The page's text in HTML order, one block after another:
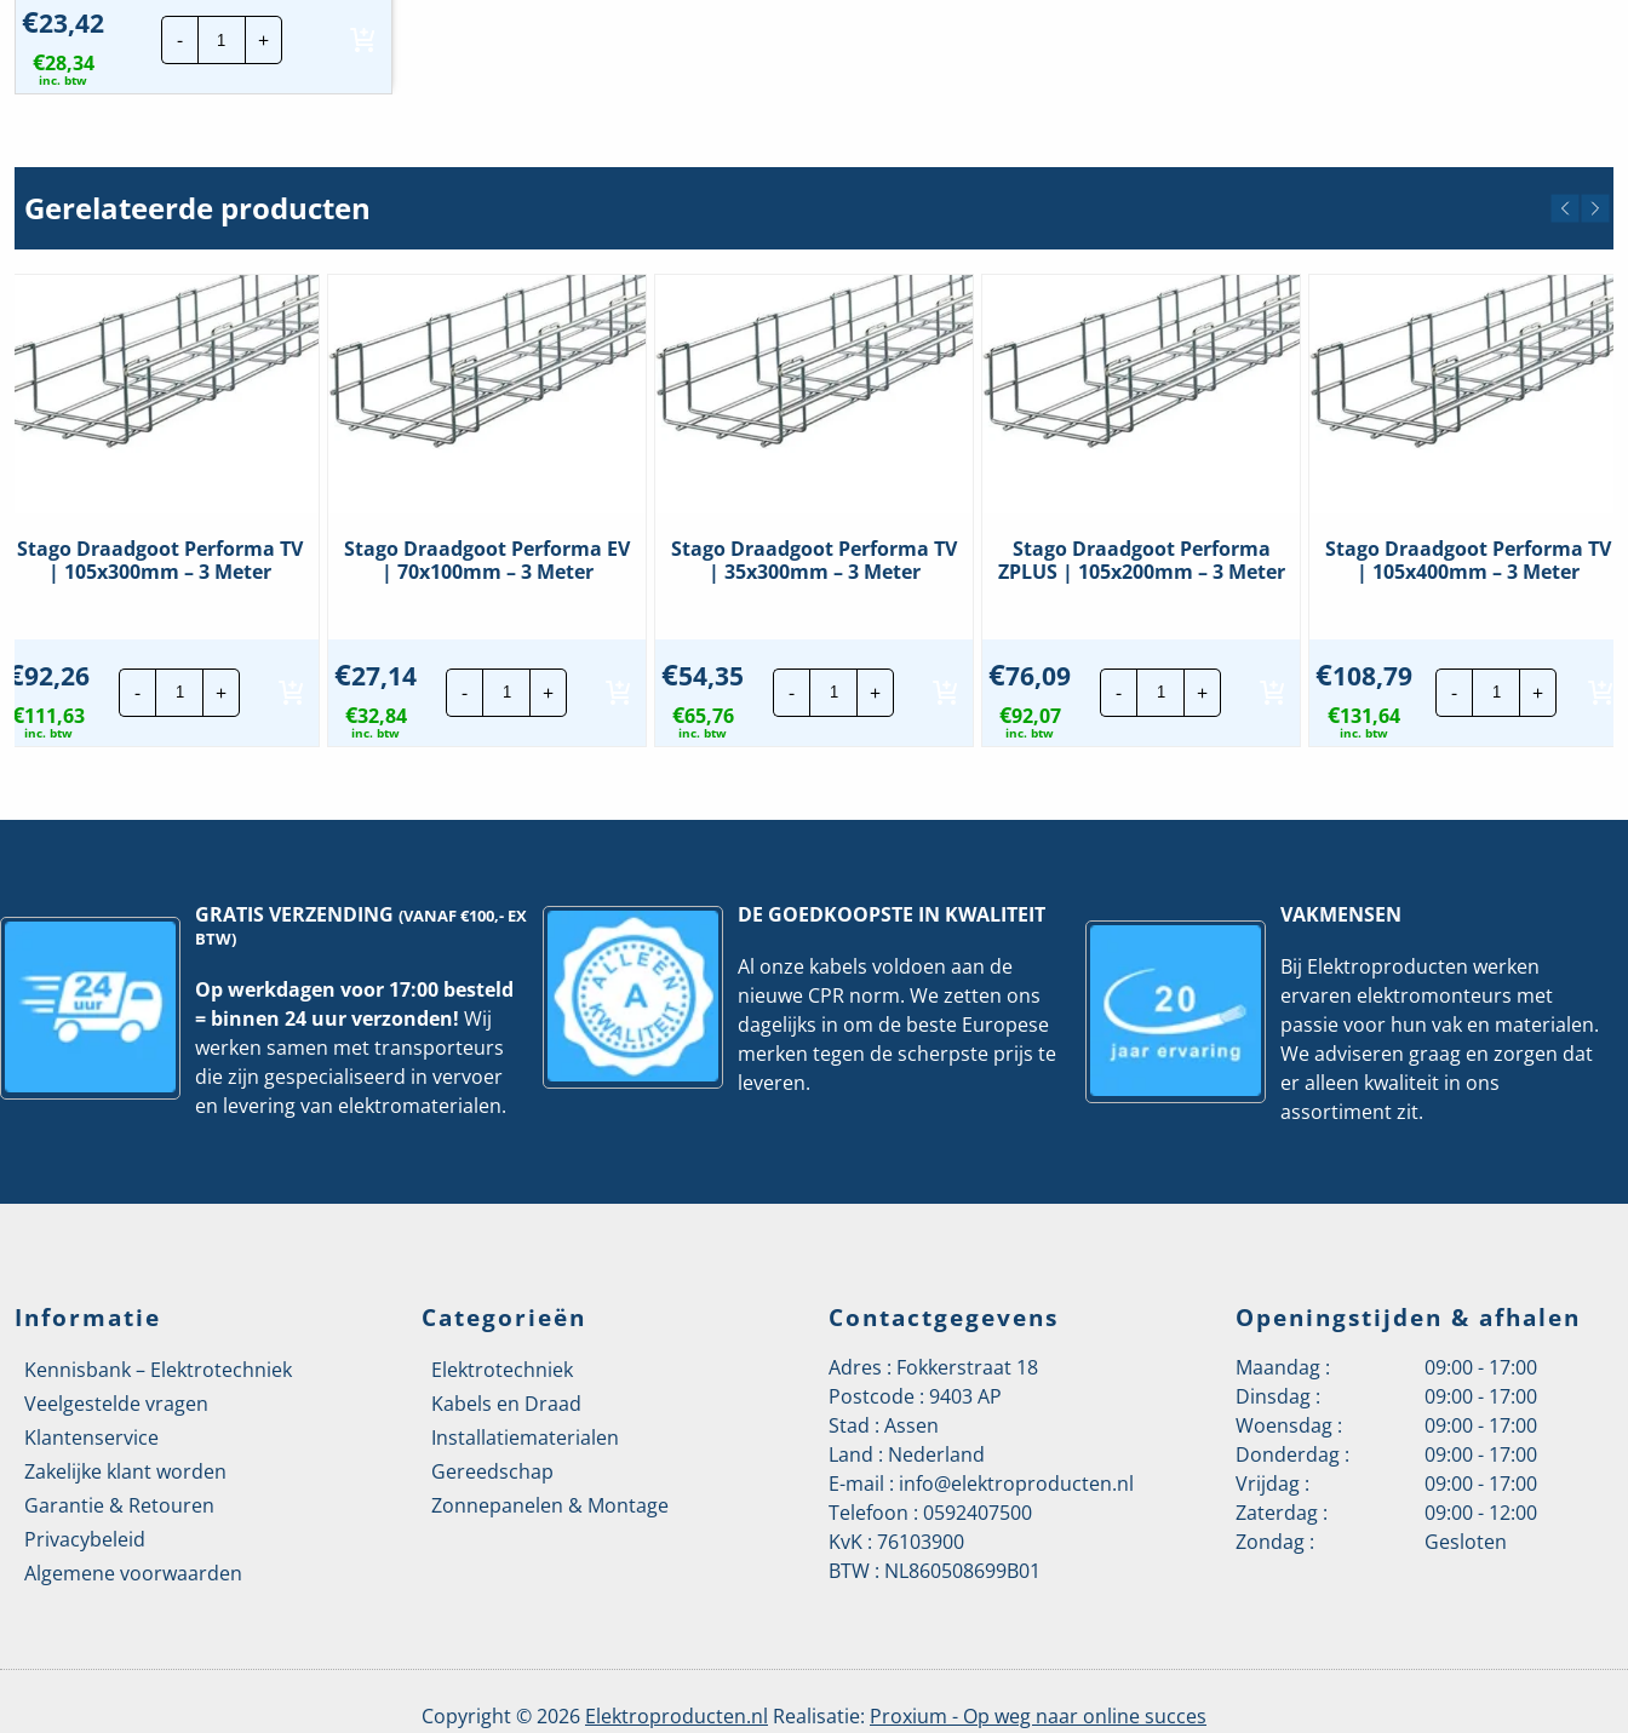
€23,42
€28,34
inc. btw
-
Stago
Stijgstukdeksel
KG281
330mm
+
Gerelateerde producten
Stago Draadgoot Performa TV
| 105x300mm – 3 Meter
€92,26
€111,63
inc. btw
-
Stago
Draadgoot
Performa
+
Stago Draadgoot Performa EV
| 70x100mm – 3 Meter
€27,14
€32,84
inc. btw
-
Stago
Draadgoot
Performa
+
Stago Draadgoot Performa TV
| 35x300mm – 3 Meter
€54,35
€65,76
inc. btw
-
Stago
Draadgoot
Performa
+
Stago Draadgoot Performa
ZPLUS | 105x200mm – 3 Meter
€76,09
€92,07
inc. btw
-
Stago
Draadgoot
Performa
+
Stago Draadgoot Performa TV
| 105x400mm – 3 Meter
€108,79
€131,64
inc. btw
-
Stago
Draadgoot
Performa
+
GRATIS VERZENDING(VANAF €100,- EX
BTW)
Op werkdagen voor 17:00 besteld
= binnen 24 uur verzonden! Wij
werken samen met transporteurs
die zijn gespecialiseerd in vervoer
en levering van elektromaterialen.
DE GOEDKOOPSTE IN KWALITEIT
Al onze kabels voldoen aan de
nieuwe CPR norm. We zetten ons
dagelijks in om de beste Europese
merken tegen de scherpste prijs te
leveren.
VAKMENSEN
Bij Elektroproducten werken
ervaren elektromonteurs met
passie voor hun vak en materialen.
We adviseren graag en zorgen dat
er alleen kwaliteit in ons
assortiment zit.
Informatie
Kennisbank – Elektrotechniek
Veelgestelde vragen
Klantenservice
Zakelijke klant worden
Garantie & Retouren
Privacybeleid
Algemene voorwaarden
Categorieën
Elektrotechniek
Kabels en Draad
Installatiematerialen
Gereedschap
Zonnepanelen & Montage
Contactgegevens
Adres : Fokkerstraat 18
Postcode : 9403 AP
Stad : Assen
Land : Nederland
E-mail : info@elektroproducten.nl
Telefoon : 0592407500
KvK : 76103900
BTW : NL860508699B01
Openingstijden & afhalen
Maandag :
09:00 - 17:00
Dinsdag :
09:00 - 17:00
Woensdag :
09:00 - 17:00
Donderdag :
09:00 - 17:00
Vrijdag :
09:00 - 17:00
Zaterdag :
09:00 - 12:00
Zondag :
Gesloten
Copyright © 2026 Elektroproducten.nl Realisatie: Proxium - Op weg naar online succes